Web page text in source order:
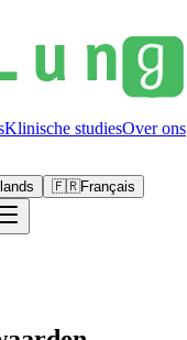
Klinische studiesOver ons
🇫🇷Français